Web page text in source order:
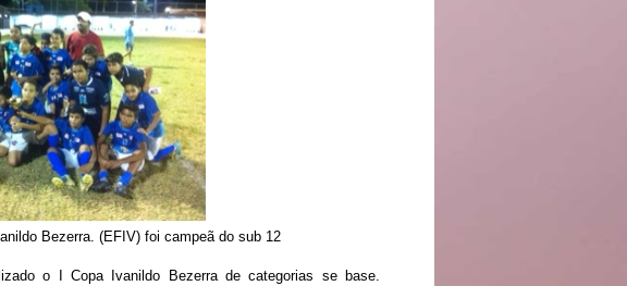
Bezerra. (EFIV) foi campeã do sub 12
o I Copa Ivanildo Bezerra de categorias se base.